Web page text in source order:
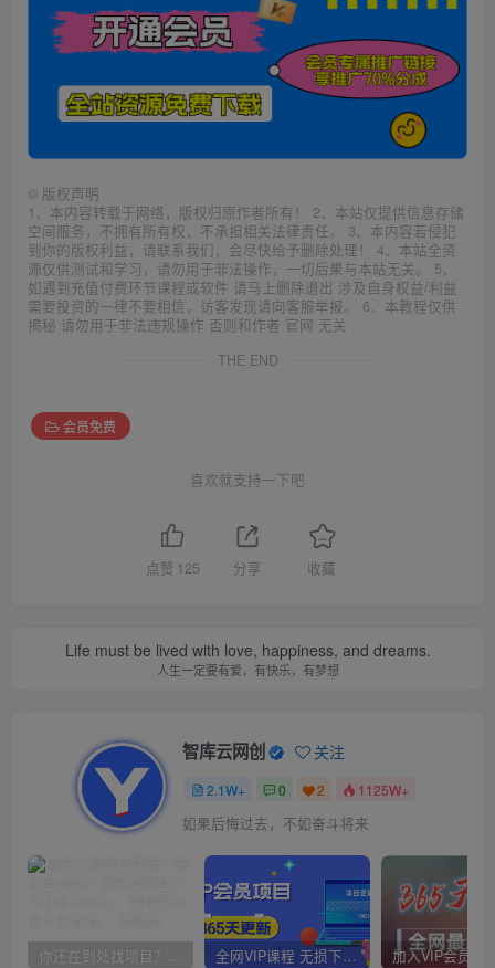
© 版权声明
1、本内容转载于网络，版权归原作者所有！ 2、本站仅提供信息存储
空间服务，不拥有所有权，不承担相关法律责任。 3、本内容若侵犯
到你的版权利益，请联系我们，会尽快给予删除处理！ 4、本站全资
源仅供测试和学习，请勿用于非法操作，一切后果与本站无关。 5、
如遇到充值付费环节课程或软件 请马上删除退出 涉及自身权益/利益
需要投资的一律不要相信，访客发现请向客服举报。 6、本教程仅供
揭秘 请勿用于非法违规操作 否则和作者 官网 无关
THE END
会员免费
喜欢就支持一下吧
点赞 125 分享 收藏
Life must be lived with love, happiness, and dreams.
人生一定要有爱，有快乐，有梦想
智库云网创 关注
2.1W+ 0 2 1125W+
如果后悔过去，不如奋斗将来
你还在到处找项目？还在当韭菜？我靠卖项目一个月收入5万+，曾经我也是个失败者。 全网VIP课程 无损下载~